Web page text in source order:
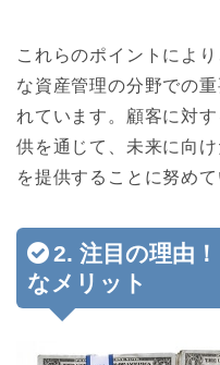
これらのポイントによ
な資産管理の分野での
れています。顧客に対
供を通じて、未来に向
を提供することに努めて
2. 注目の理由
なメリット